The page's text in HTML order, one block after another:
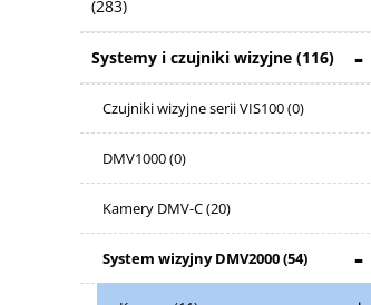
(283)
Systemy i czujniki wizyjne (116)
Czujniki wizyjne serii VIS100(0)
DMV1000(0)
Kamery DMV-C(20)
System wizyjny DMV2000(54)